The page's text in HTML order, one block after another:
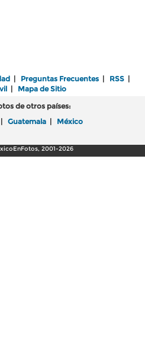
| Preguntas Frecuentes | RSS |
| Mapa de Sitio
de otros países:
| Guatemala | México
2001-2026